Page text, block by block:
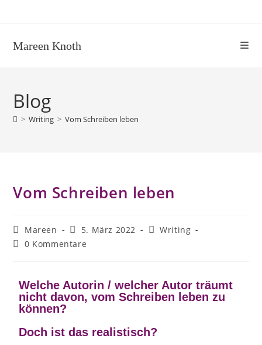
Mareen Knoth
Blog
> Writing > Vom Schreiben leben
Vom Schreiben leben
Mareen 5. März 2022
Writing
0 Kommentare
Welche Autorin / welcher Autor träumt
nicht davon, vom Schreiben leben zu
können?
Doch ist das realistisch?